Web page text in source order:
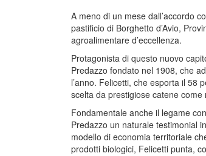
A meno di un mese dall’accordo
pastificio di Borghetto d’Avio,
agroalimentare d’eccellenza.
Protagonista di questo nuovo
Predazzo fondato nel 1908, che
l’anno. Felicetti, che esporta il 58
scelta da prestigiose catene
Fondamentale anche il legame
Predazzo un naturale testimonial
modello di economia territoriale
prodotti biologici, Felicetti punta,